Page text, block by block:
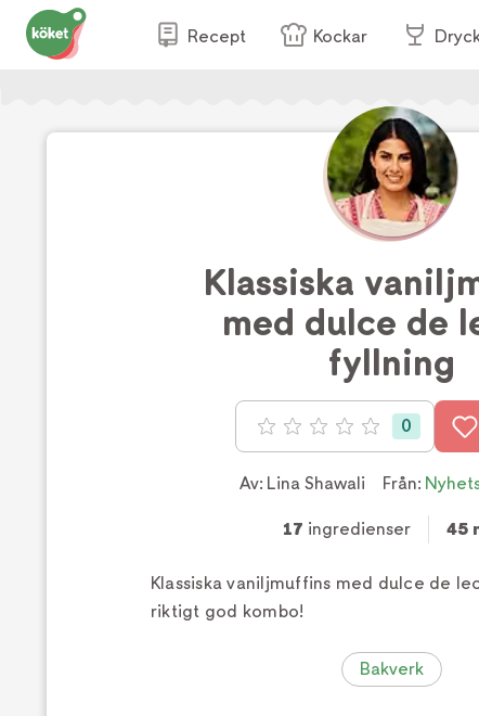
Recept Kockar
Klassiska
med dulce de
fyllning
Betyg: 0 av 5 0
Av: Lina Shawali Från:
17 ingredienser 45
Klassiska vaniljmuffins med dulce de
riktigt god kombo!
Bakverk